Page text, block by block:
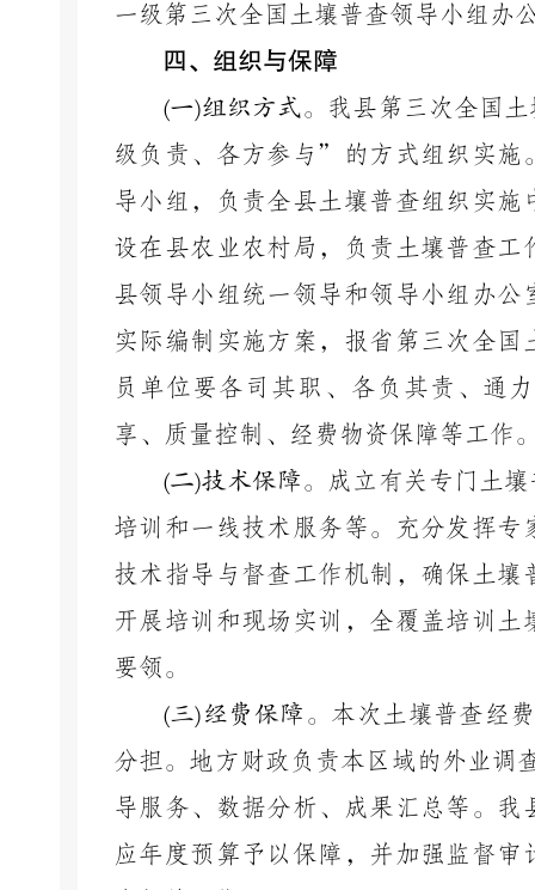
一级第三次全国土壤普查领导小组办
四、组织与保障
(一)组织方式。 我县第三次全国
级负责、各方参与”的方式组织实施
导小组，负责全县土壤普查组织实
设在县农业农村局，负责土壤普查
县领导小组统一领导和领导小组办
实际编制实施方案，报省第三次全
员单位要各司其职、各负其责、通
享、质量控制、经费物资保障等工作
(二)技术保障。
成立有关专门土
培训和一线技术服务等。充分发挥专
技术指导与督查工作机制，确保土壤
开展培训和现场实训，全覆盖培训土
要领。
(三)经费保障。 本次土壤普查经
分担。地方财政负责本区域的外业调
导服务、数据分析、成果汇总等。
应年度预算予 以保障，并加强监督